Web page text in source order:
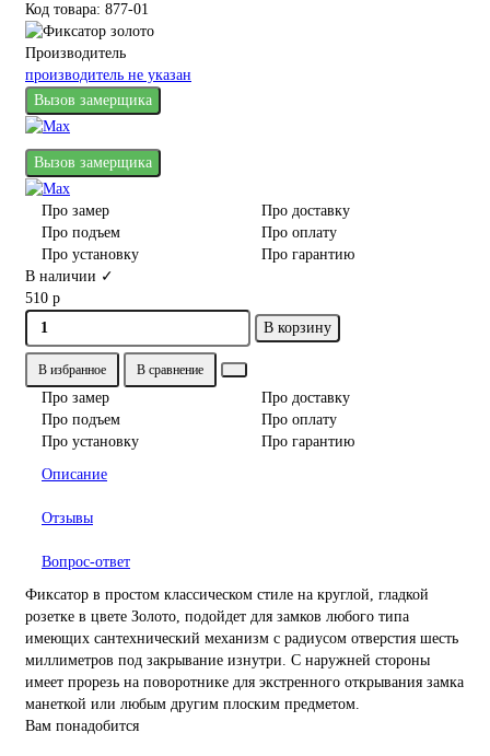
Код товара: 877-01
Производитель
производитель не указан
Вызов замерщика
Вызов замерщика
Про замер
Про доставку
Про подъем
Про оплату
Про установку
Про гарантию
В наличии ✓
510 р
В корзину
В избранное В сравнение
Про замер
Про доставку
Про подъем
Про оплату
Про установку
Про гарантию
Описание
Отзывы
Вопрос-ответ
Фиксатор в простом классическом стиле на круглой, гладкой
розетке в цвете Золото, подойдет для замков любого типа
имеющих сантехнический механизм с радиусом отверстия шесть
миллиметров под закрывание изнутри. С наружней стороны
имеет прорезь на поворотнике для экстренного открывания замка
манеткой или любым другим плоским предметом.
Вам понадобится